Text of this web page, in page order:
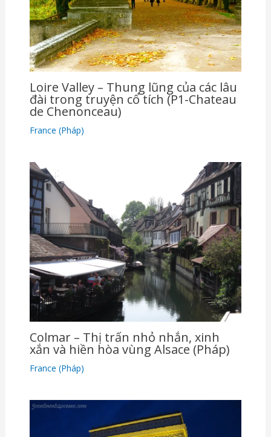
Loire Valley – Thung lũng của các lâu
đài trong truyện cổ tích (P1-Chateau
de Chenonceau)
France (Pháp)
Colmar – Thị trấn nhỏ nhắn, xinh
xắn và hiền hòa vùng Alsace (Pháp)
France (Pháp)